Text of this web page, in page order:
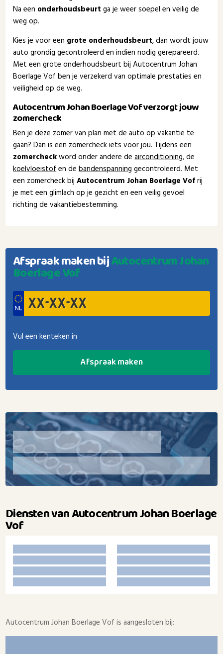
Na een onderhoudsbeurt ga je weer soepel en veilig de
weg op.
Kies je voor een grote onderhoudsbeurt, dan wordt jouw
auto grondig gecontroleerd en indien nodig gerepareerd.
Met een grote onderhoudsbeurt bij Autocentrum Johan
Boerlage Vof ben je verzekerd van optimale prestaties en
veiligheid op de weg.
Autocentrum Johan Boerlage Vof verzorgt jouw
zomercheck
Ben je deze zomer van plan met de auto op vakantie te
gaan? Dan is een zomercheck iets voor jou. Tijdens een
zomercheckword onder andere deairconditioning, de
koelvloeistofen debandenspanning gecontroleerd. Met
een zomercheck bijAutocentrum Johan Boerlage Vofrij
je met een glimlach op je gezicht en een veilig gevoel
richting de vakantiebestemming.
Afspraak maken bijAutocentrum Johan
Boerlage Vof
Vul een kenteken in
Afspraak maken
Diensten van Autocentrum Johan Boerlage
Vof
Autocentrum Johan Boerlage Vof is aangesloten bij: